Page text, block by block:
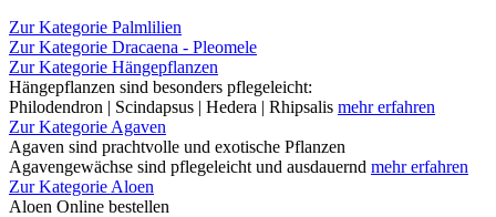
Zur Kategorie Palmlilien
Zur Kategorie Dracaena - Pleomele
Zur Kategorie Hängepflanzen
Hängepflanzen sind besonders pflegeleicht:
Philodendron | Scindapsus | Hedera | Rhipsalis mehr erfahren
Zur Kategorie Agaven
Agaven sind prachtvolle und exotische Pflanzen
Agavengewächse sind pflegeleicht und ausdauernd mehr erfahren
Zur Kategorie Aloen
Aloen Online bestellen